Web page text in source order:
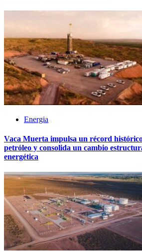
Energia
Vaca Muerta impulsa un récord
petróleo y consolida un cambio
energética